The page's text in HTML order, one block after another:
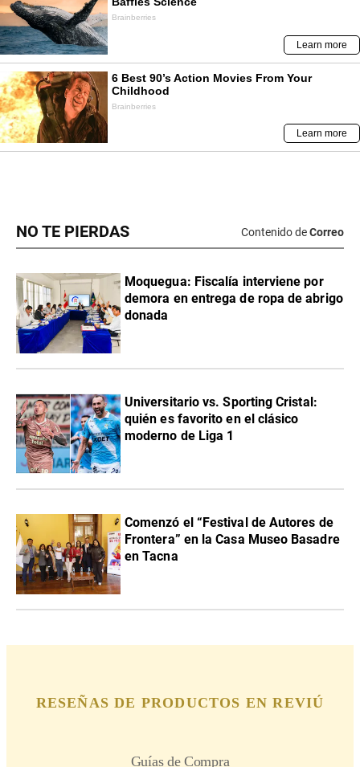
NO TE PIERDAS Contenido deCorreo
Moquegua: Fiscalía interviene por
demora en entrega de ropa de abrigo
donada
Universitario vs. Sporting Cristal:
quién es favorito en el clásico
moderno de Liga 1
Comenzó el “Festival de Autores de
Frontera” en la Casa Museo Basadre
en Tacna